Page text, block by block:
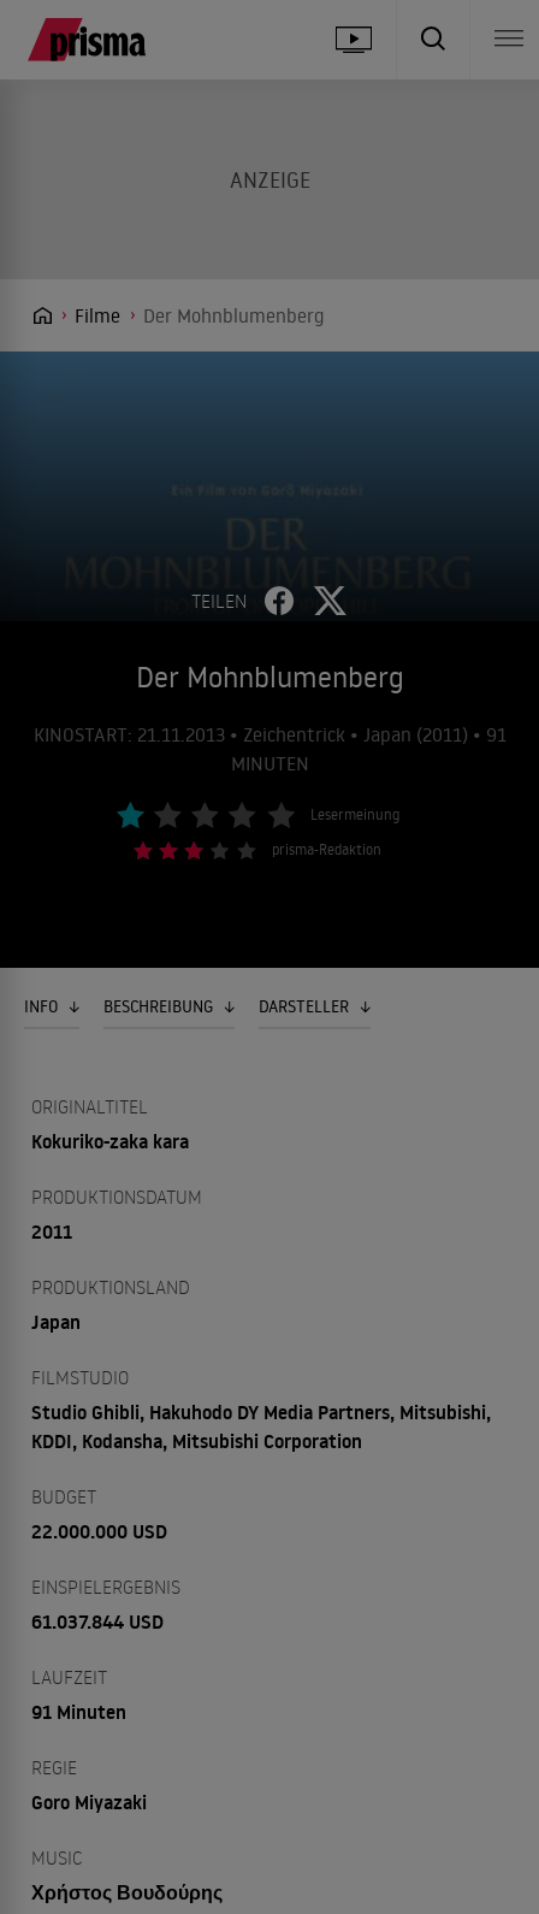
Filme Der Mohnblumenberg
TEILEN
Der Mohnblumenberg
KINOSTART: 21.11.2013 • Zeichentrick • Japan (2011) • 91
MINUTEN
Lesermeinung
prisma-Redaktion
INFO BESCHREIBUNG DARSTELLER
ORIGINALTITEL
Kokuriko-zaka kara
PRODUKTIONSDATUM
2011
PRODUKTIONSLAND
Japan
FILMSTUDIO
Studio Ghibli, Hakuhodo DY Media Partners, Mitsubishi,
KDDI, Kodansha, Mitsubishi Corporation
BUDGET
22.000.000 USD
EINSPIELERGEBNIS
61.037.844 USD
LAUFZEIT
91 Minuten
REGIE
Goro Miyazaki
MUSIC
Χρήστος Βουδούρης